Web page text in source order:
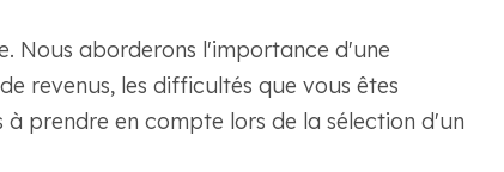
Nous aborderons l'importance d'une
revenus, les difficultés que vous êtes
prendre en compte lors de la sélection d'un